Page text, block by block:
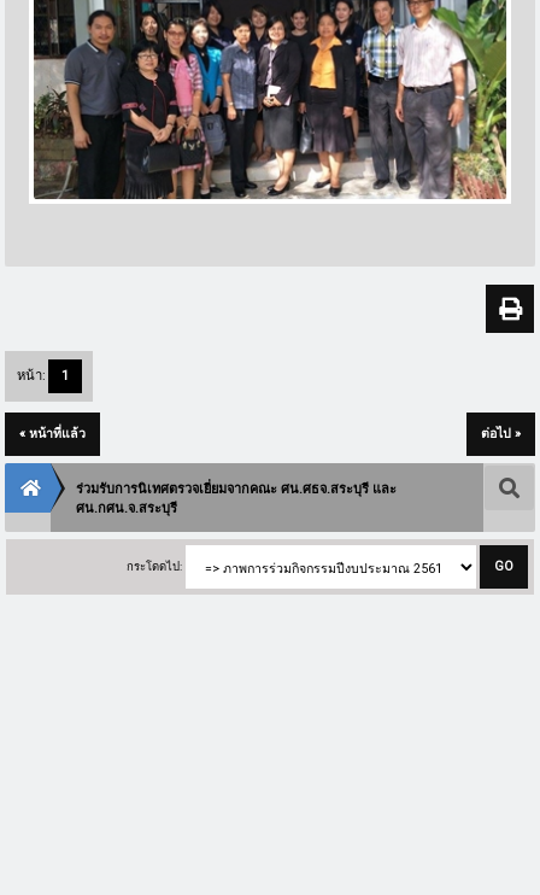
หน้า: 1
« หน้าที่แล้ว ต่อไป »
ร่วมรับการนิเทศตรวจเยี่ยมจากคณะ ศน.ศธจ.สระบุรี และ
ศน.กศน.จ.สระบุรี
กระโดดไป: